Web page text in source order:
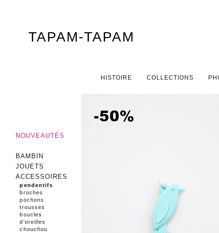
TAPAM-TAPAM
ALLER AU CONTENU PRINCIPAL
ALLER AU CONTENU SECONDAIRE
HISTOIRE COLLECTIONS
NOUVEAUTÉS
BAMBIN
JOUETS
ACCESSOIRES
pendentifs
broches
pochons
trousses
boucles
d'oreilles
chouchou